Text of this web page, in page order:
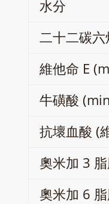
水分
二十二碳
維他命 E
牛磺酸
抗壞血酸 (
奧米加 3
奧米加 6